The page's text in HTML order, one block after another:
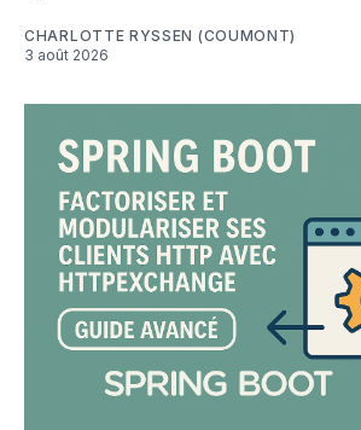
CHARLOTTE RYSSEN (COUMONT)
3 août 2026